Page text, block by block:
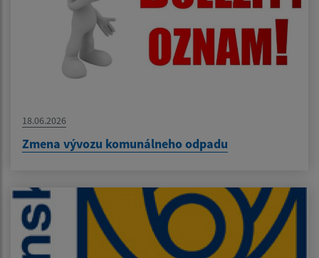
18.06.2026
Zmena vývozu komunálneho odpadu